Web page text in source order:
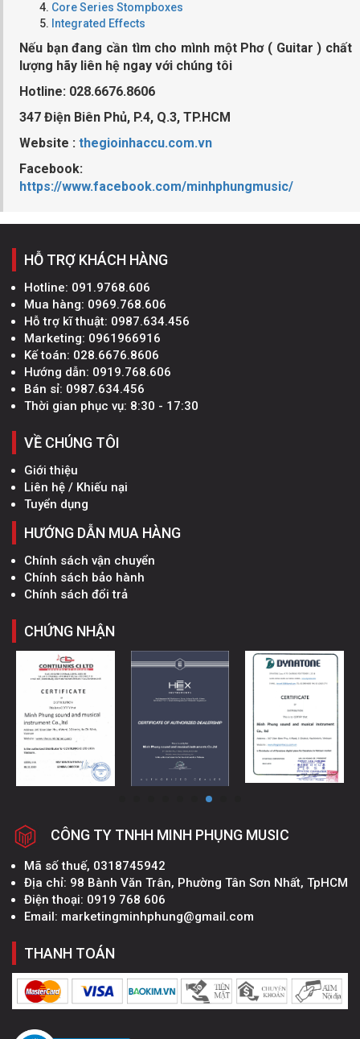
Core Series Stompboxes
Integrated Effects
Nếu bạn đang cần tìm cho mình một Phơ ( Guitar ) chất
lượng hãy liên hệ ngay với chúng tôi
Hotline: 028.6676.8606
347 Điện Biên Phủ, P.4, Q.3, TP.HCM
Website : thegioinhaccu.com.vn
Facebook:
https://www.facebook.com/minhphungmusic/
HỖ TRỢ KHÁCH HÀNG
Hotline: 091.9768.606
Mua hàng: 0969.768.606
Hỗ trợ kĩ thuật: 0987.634.456
Marketing: 0961966916
Kế toán: 028.6676.8606
Hướng dẫn: 0919.768.606
Bán sỉ: 0987.634.456
Thời gian phục vụ: 8:30 - 17:30
VỀ CHÚNG TÔI
Giới thiệu
Liên hệ / Khiếu nại
Tuyển dụng
HƯỚNG DẪN MUA HÀNG
Chính sách vận chuyển
Chính sách bảo hành
Chính sách đổi trả
CHỨNG NHẬN
CÔNG TY TNHH MINH PHỤNG MUSIC
Mã số thuế, 0318745942
Địa chỉ: 98 Bành Văn Trân, Phường Tân Sơn Nhất, TpHCM
Điện thoại: 0919 768 606
Email: marketingminhphung@gmail.com
THANH TOÁN